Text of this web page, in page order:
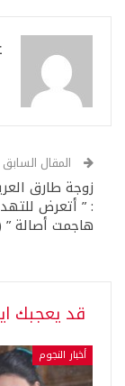
المقال السابق
زوجة طارق
: ” أتعرض
هاجمت أصالة
قد يعجبك
أخبار النجوم